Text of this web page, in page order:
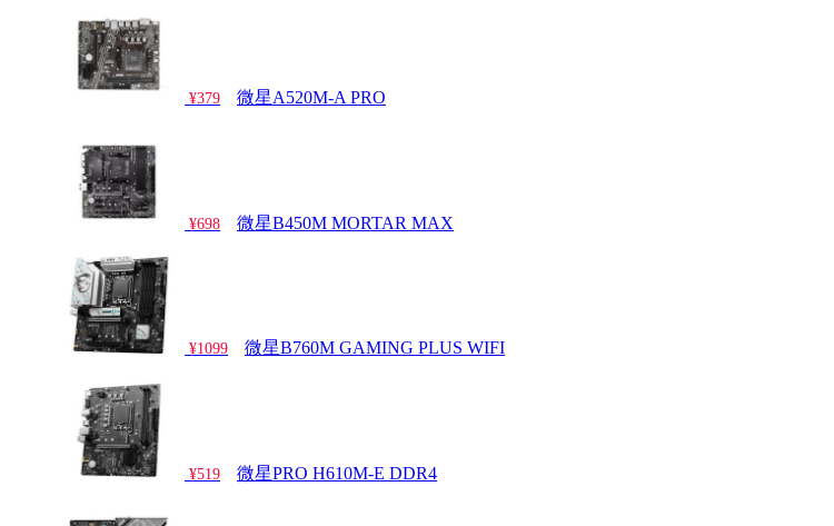
¥379 微星A520M-A PRO
¥698 微星B450M MORTAR MAX
¥1099 微星B760M GAMING PLUS WIFI
¥519 微星PRO H610M-E DDR4